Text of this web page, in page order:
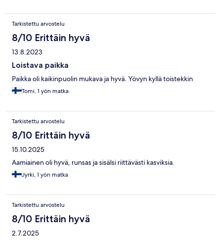
Tarkistettu arvostelu
8/10 Erittäin hyvä
13.8.2023
Loistava paikka
Paikka oli kaikinpuolin mukava ja hyvä. Yövyn kyllä toistekkin
Tomi, 1 yön matka
Tarkistettu arvostelu
8/10 Erittäin hyvä
15.10.2025
Aamiainen oli hyvä, runsas ja sisälsi riittävästi kasviksia.
Jyrki, 1 yön matka
Tarkistettu arvostelu
8/10 Erittäin hyvä
2.7.2025